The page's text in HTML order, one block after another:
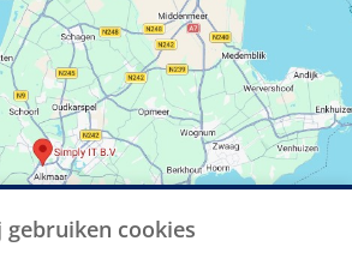
gebruiken cookies